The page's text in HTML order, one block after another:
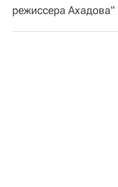
режиссера Ахадова"